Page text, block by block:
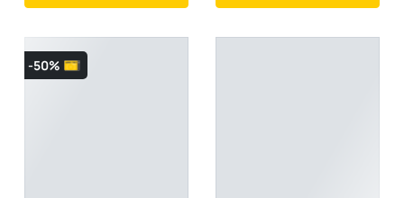
-50%